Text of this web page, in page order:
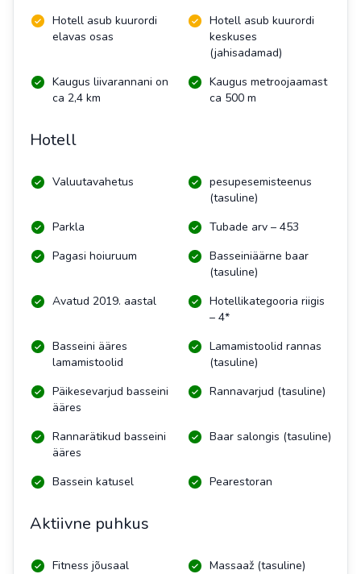
Hotell asub kuurordi
elavas osas
Hotell asub kuurordi
keskuses
(jahisadamad)
Kaugus liivarannani on
ca 2,4 km
Kaugus metroojaamast
ca 500 m
Hotell
Valuutavahetus
pesupesemisteenus
(tasuline)
Parkla
Tubade arv – 453
Pagasi hoiuruum
Basseiniäärne baar
(tasuline)
Avatud 2019. aastal
Hotellikategooria riigis
– 4*
Basseini ääres
lamamistoolid
Lamamistoolid rannas
(tasuline)
Päikesevarjud basseini
ääres
Rannavarjud (tasuline)
Rannarätikud basseini
ääres
Baar salongis (tasuline)
Bassein katusel Pearestoran
Aktiivne puhkus
Fitness jõusaal Massaaž (tasuline)